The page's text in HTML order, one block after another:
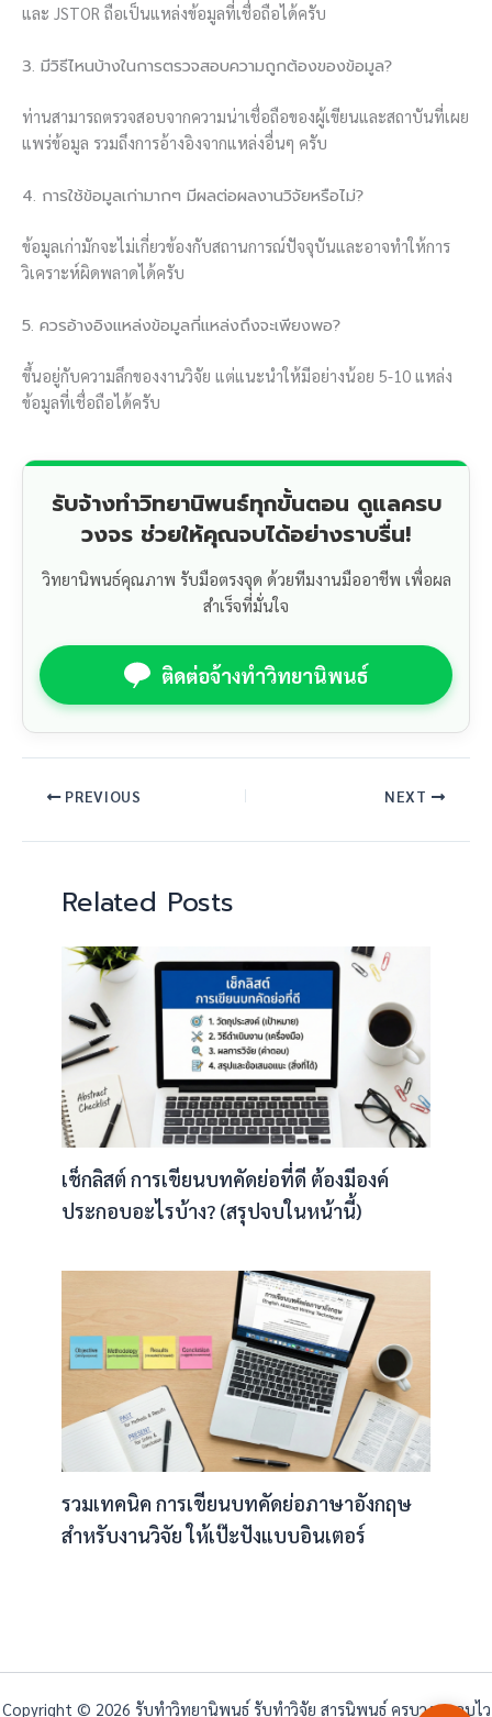
และ JSTOR ถือเป็นแหล่งข้อมูลที่เชื่อถือได้ครับ
3. มีวิธีไหนบ้างในการตรวจสอบความถูกต้องของข้อมูล?
ท่านสามารถตรวจสอบจากความน่าเชื่อถือของผู้เขียนและสถาบันที่เผย
แพร่ข้อมูล รวมถึงการอ้างอิงจากแหล่งอื่นๆ ครับ
4. การใช้ข้อมูลเก่ามากๆ มีผลต่อผลงานวิจัยหรือไม่?
ข้อมูลเก่ามักจะไม่เกี่ยวข้องกับสถานการณ์ปัจจุบันและอาจทำให้การ
วิเคราะห์ผิดพลาดได้ครับ
5. ควรอ้างอิงแหล่งข้อมูลกี่แหล่งถึงจะเพียงพอ?
ขึ้นอยู่กับความลึกของงานวิจัย แต่แนะนำให้มีอย่างน้อย 5-10 แหล่ง
ข้อมูลที่เชื่อถือได้ครับ
รับจ้างทำวิทยานิพนธ์ทุกขั้นตอน ดูแลครบ
วงจร ช่วยให้คุณจบได้อย่างราบรื่น!
วิทยานิพนธ์คุณภาพ รับมือตรงจุด ด้วยทีมงานมืออาชีพ เพื่อผล
สำเร็จที่มั่นใจ
ติดต่อจ้างทำวิทยานิพนธ์
PREVIOUS NEXT
Related Posts
เช็กลิสต์ การเขียนบทคัดย่อที่ดี ต้องมีองค์
ประกอบอะไรบ้าง? (สรุปจบในหน้านี้)
รวมเทคนิค การเขียนบทคัดย่อภาษาอังกฤษ
สำหรับงานวิจัย ให้เป๊ะปังแบบอินเตอร์
Copyright © 2026 รับทำวิทยานิพนธ์ รับทำวิจัย สารนิพนธ์ ครบวงจร จบไว